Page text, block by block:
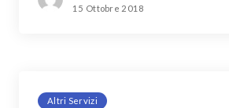
15 Ottobre 2018
Altri Servizi